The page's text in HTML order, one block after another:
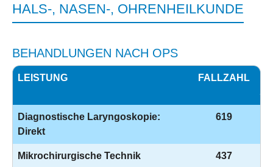
HALS-, NASEN-, OHRENHEILKUNDE
BEHANDLUNGEN NACH OPS
LEISTUNG
FALLZAHL
Diagnostische Laryngoskopie:
Direkt
619
Mikrochirurgische Technik 437